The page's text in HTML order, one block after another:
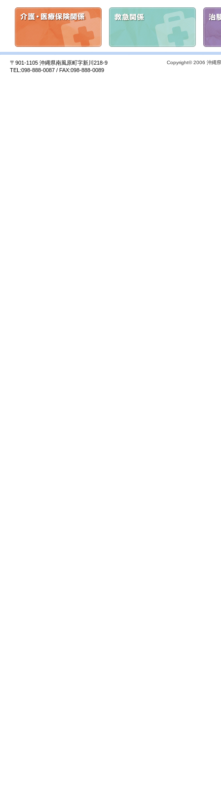
〒901-1105 沖縄県南風原町字新川218-9
TEL:098-888-0087 / FAX:098-888-0089
Copyright© 2006 沖縄